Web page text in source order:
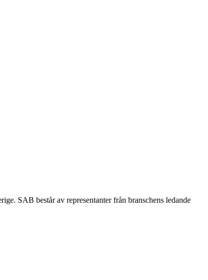
SAB består av representanter från branschens ledande